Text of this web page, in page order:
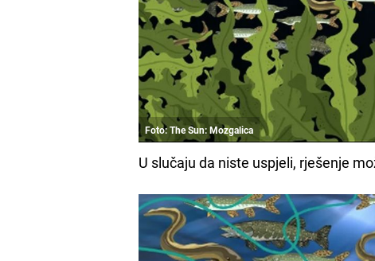
Foto: The Sun: Mozgalica
U slučaju da niste uspjeli, rješenje